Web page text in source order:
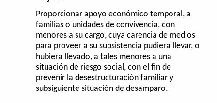
Proporcionar apoyo económico temporal, a
familias o unidades de convivencia, con
menores a su cargo, cuya carencia de medios
para proveer a su subsistencia pudiera llevar, o
hubiera llevado, a tales menores a una
situación de riesgo social, con el fin de
prevenir la desestructuración familiar y
subsiguiente situación de desamparo.